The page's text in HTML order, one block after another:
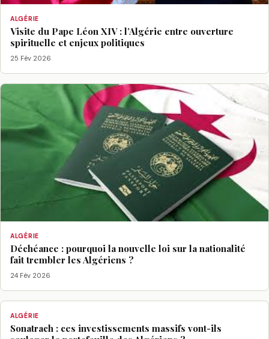
ALGÉRIE
Visite du Pape Léon XIV : l’Algérie entre ouverture
spirituelle et enjeux politiques
25 Fév 2026
ALGÉRIE
Déchéance : pourquoi la nouvelle loi sur la nationalité
fait trembler les Algériens ?
24 Fév 2026
ALGÉRIE
Sonatrach : ces investissements massifs vont-ils